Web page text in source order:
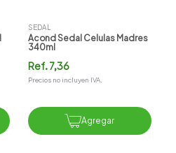
SEDAL
Acond Sedal Celulas Madres
340ml
Ref.7,36
Precios no incluyen IVA.
Agregar